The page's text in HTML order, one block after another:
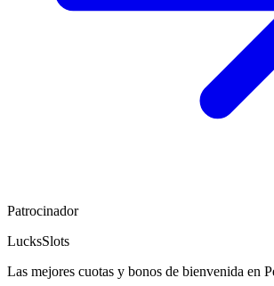
Patrocinador
LucksSlots
Las mejores cuotas y bonos de bienvenida en